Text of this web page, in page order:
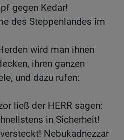
gegen Kedar!
des Steppenlandes im
wird man ihnen
ihren ganzen
und dazu rufen:
ließ der HERR sagen:
in Sicherheit!
Nebukadnezzar